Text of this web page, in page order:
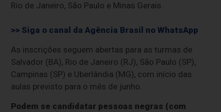
Rio de Janeiro, São Paulo e Minas Gerais.
>> Siga o canal daAgência Brasil no WhatsApp
As inscrições seguem abertas para as turmas de
Salvador (BA), Rio de Janeiro (RJ), São Paulo (SP),
Campinas (SP) e Uberlândia (MG), com início das
aulas previsto para o mês de junho.
Podem se candidatar pessoas negras (com